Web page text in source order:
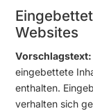
Websites
Vorschlagstext:
eingebettete
enthalten.
verhalten sich